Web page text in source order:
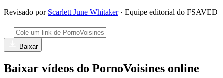
Revisado por Scarlett June Whitaker· Equipe editorial do FSAVED
Baixar
Baixar vídeos do PornoVoisines online